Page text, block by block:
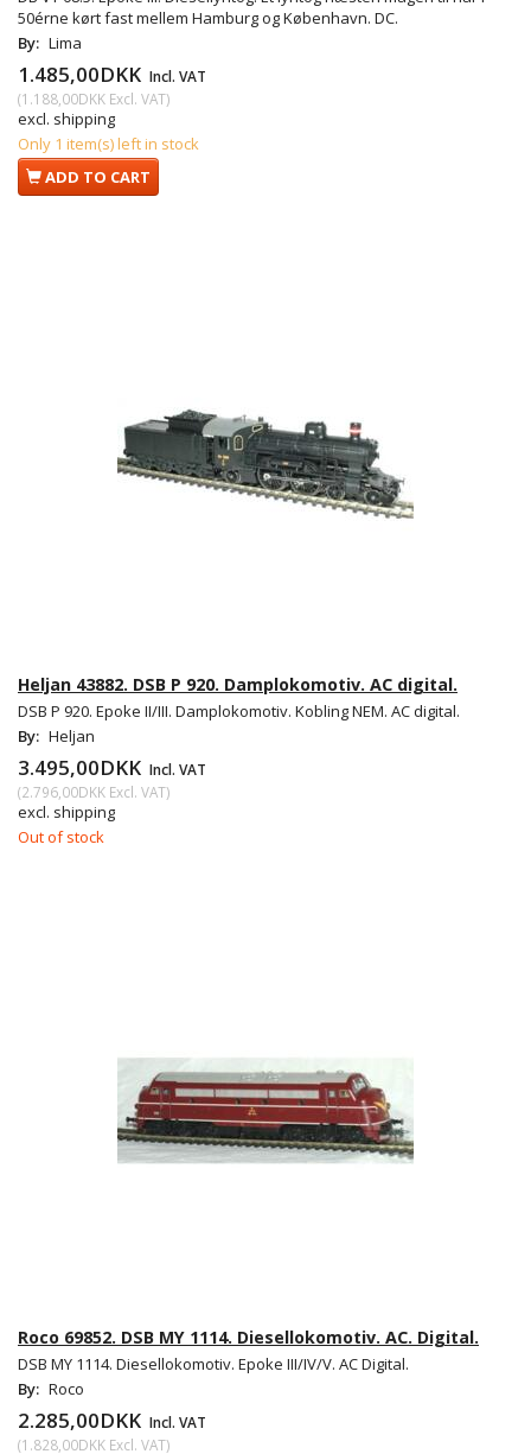
50érne kørt fast mellem Hamburg og København. DC.
By: Lima
1.485,00DKK Incl. VAT
(1.188,00DKK Excl. VAT)
excl. shipping
Only 1 item(s) left in stock
ADD TO CART
Heljan 43882. DSB P 920. Damplokomotiv. AC digital.
DSB P 920. Epoke II/III. Damplokomotiv. Kobling NEM. AC digital.
By: Heljan
3.495,00DKK Incl. VAT
(2.796,00DKK Excl. VAT)
excl. shipping
Out of stock
Roco 69852. DSB MY 1114. Diesellokomotiv. AC. Digital.
DSB MY 1114. Diesellokomotiv. Epoke III/IV/V. AC Digital.
By: Roco
2.285,00DKK Incl. VAT
(1.828,00DKK Excl. VAT)